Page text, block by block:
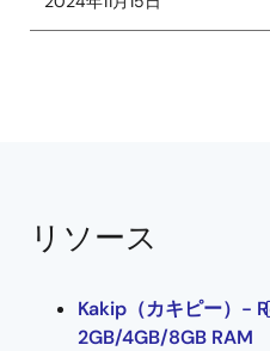
リソース
Kakip（カキピー）-
2GB/4GB/8GB RAM